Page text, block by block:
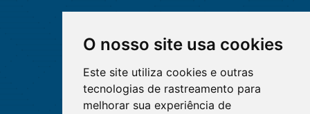
O nosso site usa cookies
Este site utiliza cookies e outras
tecnologias de rastreamento para
melhorar sua experiência de